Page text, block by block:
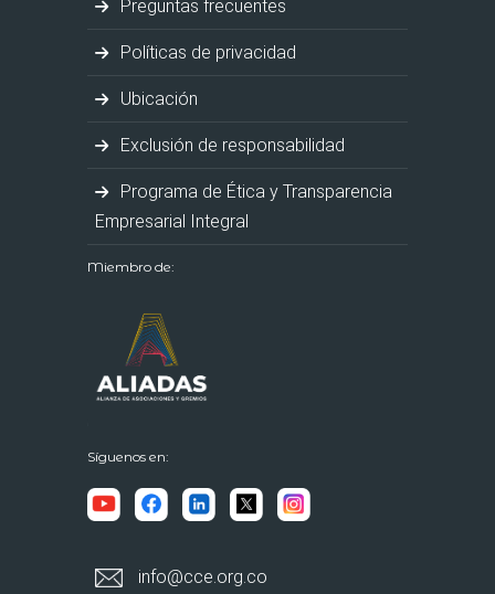
Preguntas frecuentes
Políticas de privacidad
Ubicación
Exclusión de responsabilidad
Programa de Ética y Transparencia
Empresarial Integral
Miembro de:
Síguenos en:
info@cce.org.co